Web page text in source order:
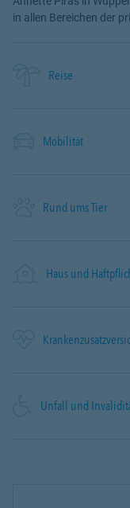
in allen Bereichen der
Reise
Mobilität
Rund ums Tier
Haus und
Unfall und